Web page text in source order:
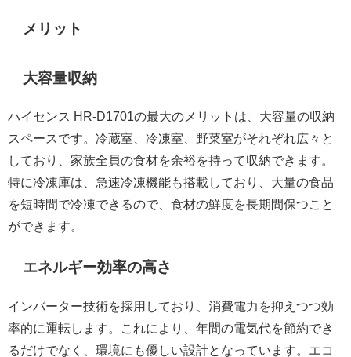
メリット
大容量収納
ハイセンス HR-D1701の最大のメリットは、大容量の収納
スペースです。冷蔵室、冷凍室、野菜室がそれぞれ広々と
しており、家族全員の食材を余裕を持って収納できます。
特に冷凍庫は、急速冷凍機能も搭載しており、大量の食品
を短時間で冷凍できるので、食材の鮮度を長期間保つこと
ができます。
エネルギー効率の高さ
インバーター技術を採用しており、消費電力を抑えつつ効
率的に運転します。これにより、年間の電気代を節約でき
るだけでなく、環境にも優しい設計となっています。エコ